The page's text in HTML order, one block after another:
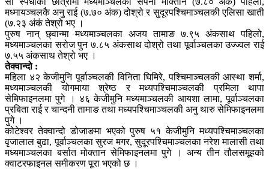
मध्मायञ्चलकै अनु राई (७.७० अंक) दोश्रो र सुदूरपश्चिमाञ्चलकी एलिसा खाती
(७.२३ अंकं तेश्रो भए ।
पुरुष नान् छ्वान्मा मध्यमाञ्चलका अजय तामाङ ७.९५ अंकसाथ पहिलो,
मध्यमाञ्चलका सरोज पुन ७.८५ अंकसाथ दोश्रो तथा पूर्वाञ्चलका उज्ज्वल राई
७.५५ अंकसाथ तेश्रो भए ।
तेक्वान्दो :
महिला ४२ केजीमुनि पूर्वाञ्चलकी विनिता घिमिरे, पश्चिमाञ्चलकी आस्था शर्मा,
मध्यमाञ्चलकी योगमाया श्रेष्ठ र मध्यपश्चिमाञ्चलकी प्रमिला थापा
सेमिफाइनलमा पुगे । ४६ केजीमुनि मध्यमाञ्चलकी आयशा लामा, पूर्वाञ्चलका
प्रबिता राई र चान्दनी तामाङ तथा मध्यपश्चिमाञ्चलकी अनु थारु सेमिफाइनलमा
पुगे ।
कोटेश्वर तेक्वान्दो डोजाङमा भएको पुरुष ५१ केजीमुनि मध्यपश्चिमाञ्चलका
वृजालाल बुढा, पूर्वाञ्चलका सुरज मगर, सुदूरपश्चिमाञ्चलका नरेश मालासी तथा
मध्यमाञ्चलका बर्सात मोक्तान सेमिफाइनलमा पुगे । अन्य तीन तौलसमूहको
क्वाटरफाइनल समीकरण पूरा भएको छ ।